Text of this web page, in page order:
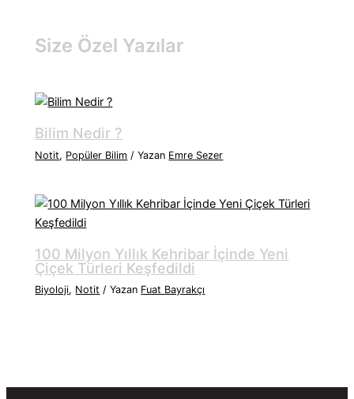
Size Özel Yazılar
Bilim Nedir ?
Notit, Popüler Bilim / Yazan Emre Sezer
100 Milyon Yıllık Kehribar İçinde Yeni
Çiçek Türleri Keşfedildi
Biyoloji, Notit / Yazan Fuat Bayrakçı